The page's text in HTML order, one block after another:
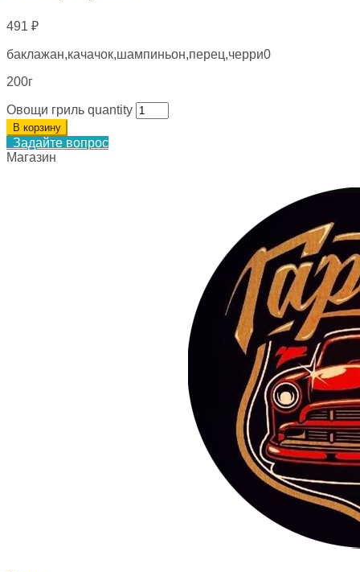
491 ₽
баклажан,качачок,шампиньон,перец,черри0
200г
Овощи гриль quantity
В корзину
Задайте вопрос
Магазин